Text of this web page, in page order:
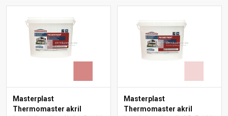
Masterplast
Thermomaster akril
Masterplast
Thermomaster akril